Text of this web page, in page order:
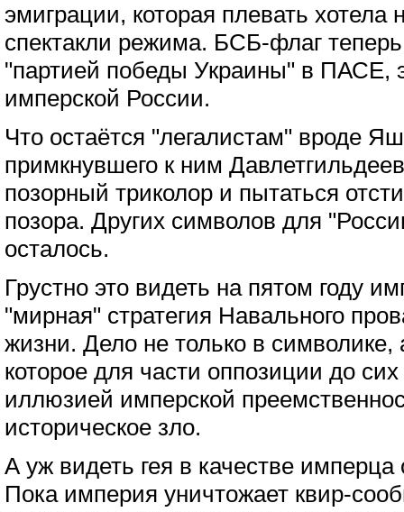
эмиграции, которая плевать
спектакли режима. БСБ-флаг
"партией победы Украины" в ПАСЕ,
имперской России.
Что остаётся "легалистам" вроде
примкнувшего к ним
позорный триколор и пытаться
позора. Других символов для
осталось.
Грустно это видеть на пятом году
"мирная" стратегия Навального
жизни. Дело не только в символике,
которое для части оппозиции до
иллюзией имперской
историческое зло.
А уж видеть гея в качестве имперца
Пока империя уничтожает квир-